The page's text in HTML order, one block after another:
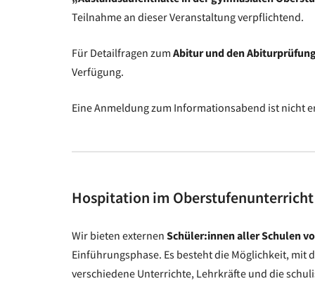
Teilnahme an dieser Veranstaltung verpflichtend.
Für Detailfragen zum Abitur und den
Verfügung.
Eine Anmeldung zum Informationsabend ist nicht
Hospitation im Oberstufenunterricht
Wir bieten externen Schüler:innen aller Schulen
Einführungsphase. Es besteht die Möglichkeit, mit
verschiedene Unterrichte, Lehrkräfte und die